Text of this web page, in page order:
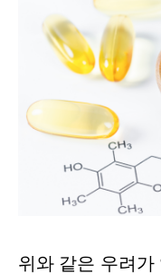
위와 같은 우려가